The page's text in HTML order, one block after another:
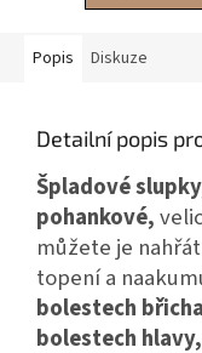
Popis Diskuze
Detailní popis
Špladové
pohankové,
můžete je
topení a
bolestech
bolestech